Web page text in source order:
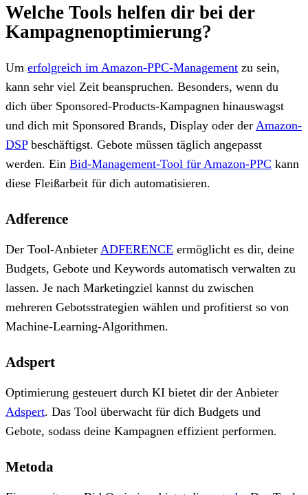
Welche Tools helfen dir bei der
Kampagnenoptimierung?
Um erfolgreich im Amazon-PPC-Management zu sein,
kann sehr viel Zeit beanspruchen. Besonders, wenn du
dich über Sponsored-Products-Kampagnen hinauswagst
und dich mit Sponsored Brands, Display oder der Amazon-
DSPbeschäftigst. Gebote müssen täglich angepasst
werden. Ein Bid-Management-Tool für Amazon-PPC kann
diese Fleißarbeit für dich automatisieren.
Adference
Der Tool-Anbieter ADFERENCE ermöglicht es dir, deine
Budgets, Gebote und Keywords automatisch verwalten zu
lassen. Je nach Marketingziel kannst du zwischen
mehreren Gebotsstrategien wählen und profitierst so von
Machine-Learning-Algorithmen.
Adspert
Optimierung gesteuert durch KI bietet dir der Anbieter
Adspert. Das Tool überwacht für dich Budgets und
Gebote, sodass deine Kampagnen effizient performen.
Metoda